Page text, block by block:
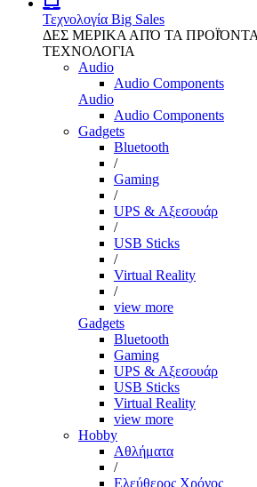
Τεχνολογία Big Sales
ΔΕΣ ΜΕΡΙΚΑ ΑΠΌ ΤΑ
ΤΕΧΝΟΛΟΓΙΑ
Audio
Audio Components
Audio
Audio Components
Gadgets
Bluetooth
/
Gaming
/
UPS & Αξεσουάρ
/
USB Sticks
/
Virtual Reality
/
view more
Gadgets
Bluetooth
Gaming
UPS & Αξεσουάρ
USB Sticks
Virtual Reality
view more
Hobby
Αθλήματα
/
Ελεύθερος Χρόνος